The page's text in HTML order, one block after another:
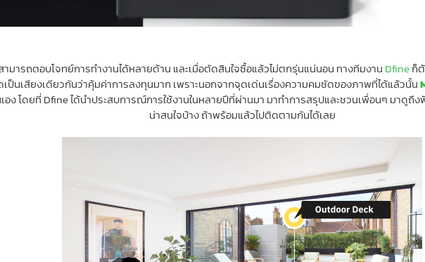
มารถตอบโจทย์การทำงานได้หลายด้าน และเมื่อตัดสินใจซื้อแล้วไม่ตกรุ่นแน่นอน ทางทีมงาน Dfineก็ต้
ป็นเสียงเดียวกันว่าคุ้มค่าการลงทุนมาก เพราะนอกจากจุดเด่นเรื่องความคมชัดของภาพที่ได้แล้วนั้น
ง โดยที่ Dfine ได้นำประสบการณ์การใช้งานในหลายปีที่ผ่านมา มาทำการสรุปและชวนเพื่อนๆ มาดูถึ
น่าสนใจบ้าง ถ้าพร้อมแล้วไปติดตามกันได้เลย